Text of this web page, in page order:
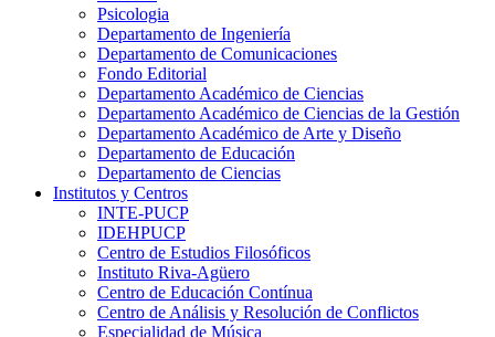
Psicologia
Departamento de Ingeniería
Departamento de Comunicaciones
Fondo Editorial
Departamento Académico de Ciencias
Departamento Académico de Ciencias de la Gestión
Departamento Académico de Arte y Diseño
Departamento de Educación
Departamento de Ciencias
Institutos y Centros
INTE-PUCP
IDEHPUCP
Centro de Estudios Filosóficos
Instituto Riva-Agüero
Centro de Educación Contínua
Centro de Análisis y Resolución de Conflictos
Especialidad de Música